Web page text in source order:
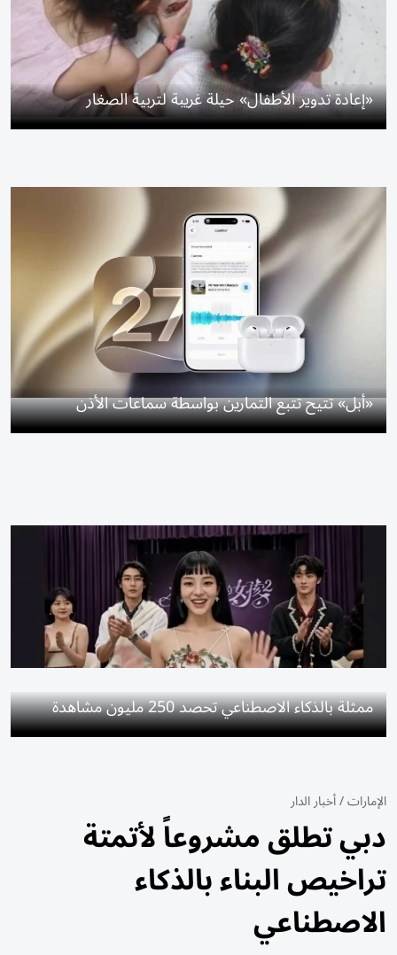
«إعادة تدوير الأطفال» حيلة غريبة لتربية الصغار
«أبل» تتيح تتبع التمارين بواسطة سماعات الأذن
ممثلة بالذكاء الاصطناعي تحصد 250 مليون مشاهدة
الإمارات/أخبار الدار
دبي تطلق مشروعاً لأتمتة
تراخيص البناء بالذكاء
الاصطناعي